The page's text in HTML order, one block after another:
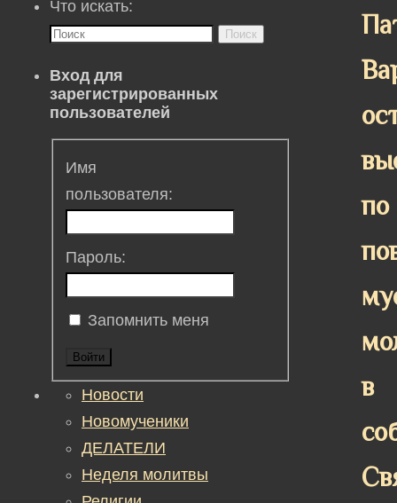
по
в
Что искать:
Поиск
Вход для
зарегистрированных
пользователей
Имя
пользователя:
Пароль:
Запомнить меня
Войти
Новости
Новомученики
ДЕЛАТЕЛИ
Неделя молитвы